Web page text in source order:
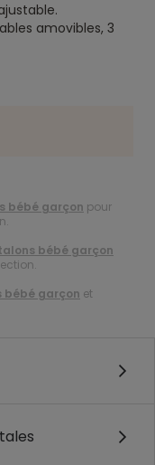
amovibles, 3
bébé garçon pour
bébé garçon
bébé garçon et